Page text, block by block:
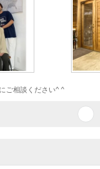
ご相談ください^ ^